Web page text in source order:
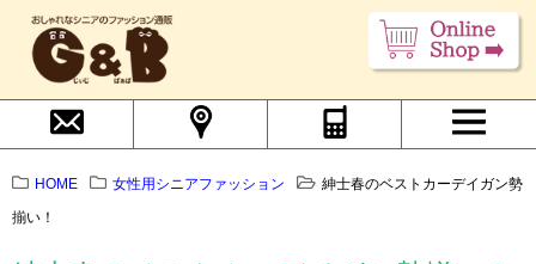
HOME 女性用シニアファッション
紳士春のベストカーデイガン勢
揃い！